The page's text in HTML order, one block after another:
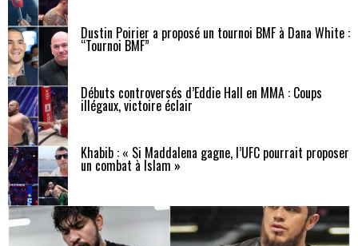
Dustin Poirier a proposé un tournoi BMF à Dana White :
“Tournoi BMF”
Débuts controversés d’Eddie Hall en MMA : Coups
illégaux, victoire éclair
Khabib : « Si Maddalena gagne, l’UFC pourrait proposer
un combat à Islam »